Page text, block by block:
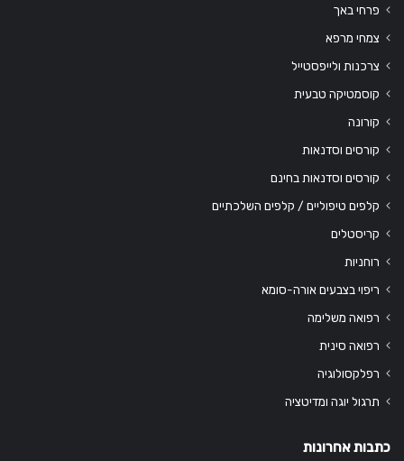
פרחי באך
צמחי מרפא
צרכנות ולייפסטייל
קוסמטיקה טבעית
קורונה
קורסים וסדנאות
קורסים וסדנאות בחינם
קלפים טיפוליים / קלפים השלכתיים
קריסטלים
רוחניות
ריפוי בצבעים אורה-סומא
רפואה משלימה
רפואה סינית
רפלקסולוגיה
תרגול יוגה ומדיטציה
כתבות אחרונות